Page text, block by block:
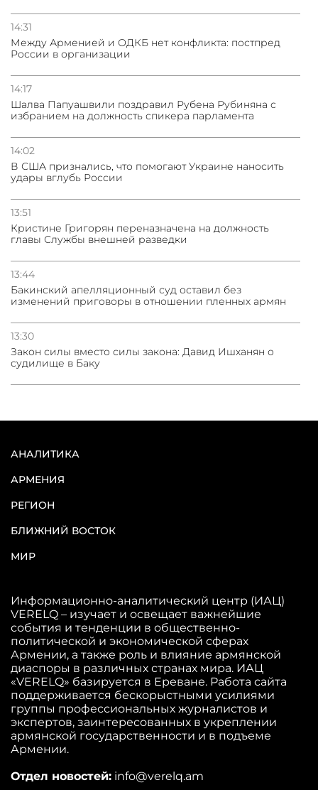
14:31
Между Арменией и ОДКБ нет конфликта: постпред
России в организации
14:17
Шалва Папуашвили поздравил Рубена Рубиняна с
избранием на должность спикера парламента
14:02
В США признались, что помогают Украине наносить
удары вглубь России
13:51
Кристине Григорян переназначена на должность
главы Службы внешней разведки
13:44
Бакинский апелляционный суд оставил без
изменений приговоры в отношении пленных армян
13:30
Закон силы вместо силы закона: Давид Ишханян о
судилище в Баку
АНАЛИТИКА
АРМЕНИЯ
РЕГИОН
БЛИЖНИЙ ВОСТОК
МИР
Информационно-аналитический центр (ИАЦ)
VERELQ – изучает и освещает важнейшие
события и тенденции в общественно-
политической и экономической сферах
Армении, а также роль и влияние армянской
диаспоры в различных странах мира. ИАЦ
«VERELQ» базируется в Ереване. Работа сайта
поддерживается бескорыстными усилиями
группы профессиональных журналистов и
экспертов, заинтересованных в укреплении
армянской государственности и в подъеме
Армении.
Отдел новостей: info@verelq.am